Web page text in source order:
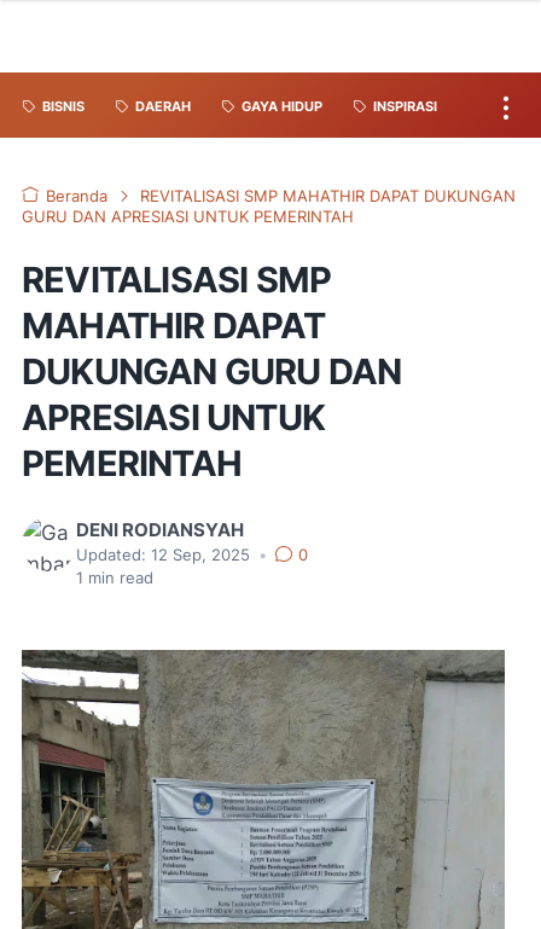
BISNIS DAERAH GAYA HIDUP INSPIRASI
Beranda
REVITALISASI SMP MAHATHIR DAPAT DUKUNGAN
GURU DAN APRESIASI UNTUK PEMERINTAH
REVITALISASI SMP
MAHATHIR DAPAT
DUKUNGAN GURU DAN
APRESIASI UNTUK
PEMERINTAH
DENI RODIANSYAH
Updated: 12 Sep, 2025 •
0
1 min read